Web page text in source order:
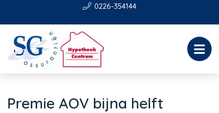
0226-354144
Premie AOV bijna helft